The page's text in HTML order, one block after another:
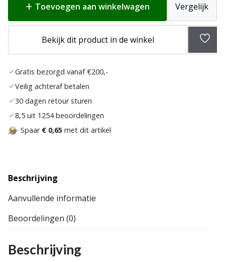
Toevoegen aan winkelwagen Vergelijk
Bekijk dit product in de winkel
Gratis bezorgd vanaf €200,-
Veilig achteraf betalen
30 dagen retour sturen
8,5 uit 1254 beoordelingen
Spaar € 0,65 met dit artikel
Beschrijving
Aanvullende informatie
Beoordelingen (0)
Beschrijving